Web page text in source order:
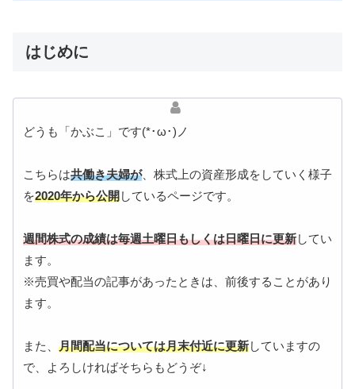
はじめに
どうも「かぶこ」です(*･ω･)ノ
こちらは共働き夫婦が、株式上の資産形成をしていく様子
を2020年から公開しているページです。
週間株式の成績は毎週土曜日もしくは日曜日に更新してい
ます。
※売買や配当の記事があったときは、前後することがあり
ます。
また、 月間配当については月末付近に更新していますの
で、よろしければそちらもどうぞ↓